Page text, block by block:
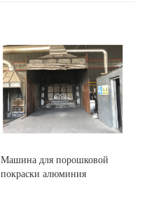
Машина для порошковой
покраски алюминия